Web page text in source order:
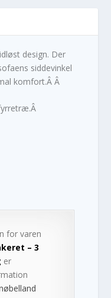
design. Der
siddevinkel
komfort.Â Â
for varen
– 3
er